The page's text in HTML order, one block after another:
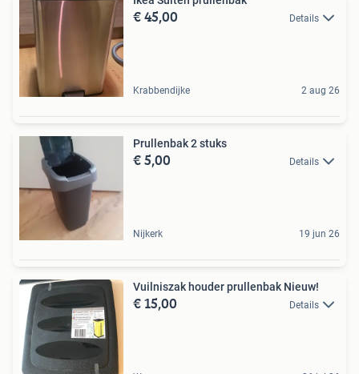
€ 45,00 Details
Krabbendijke 2 aug 26
Prullenbak 2 stuks
€ 5,00 Details
Nijkerk 19 jun 26
Vuilniszak houder prullenbak Nieuw!
€ 15,00 Details